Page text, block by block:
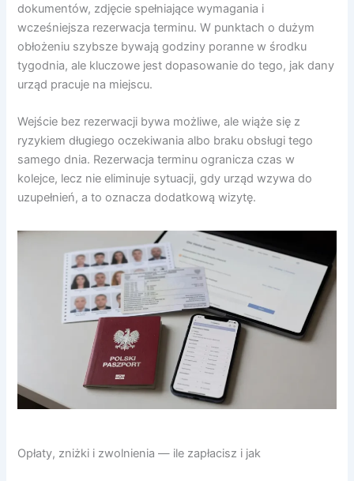
dokumentów, zdjęcie spełniające wymagania i
wcześniejsza rezerwacja terminu. W punktach o dużym
obłożeniu szybsze bywają godziny poranne w środku
tygodnia, ale kluczowe jest dopasowanie do tego, jak dany
urząd pracuje na miejscu.
Wejście bez rezerwacji bywa możliwe, ale wiąże się z
ryzykiem długiego oczekiwania albo braku obsługi tego
samego dnia. Rezerwacja terminu ogranicza czas w
kolejce, lecz nie eliminuje sytuacji, gdy urząd wzywa do
uzupełnień, a to oznacza dodatkową wizytę.
Opłaty, zniżki i zwolnienia — ile zapłacisz i jak